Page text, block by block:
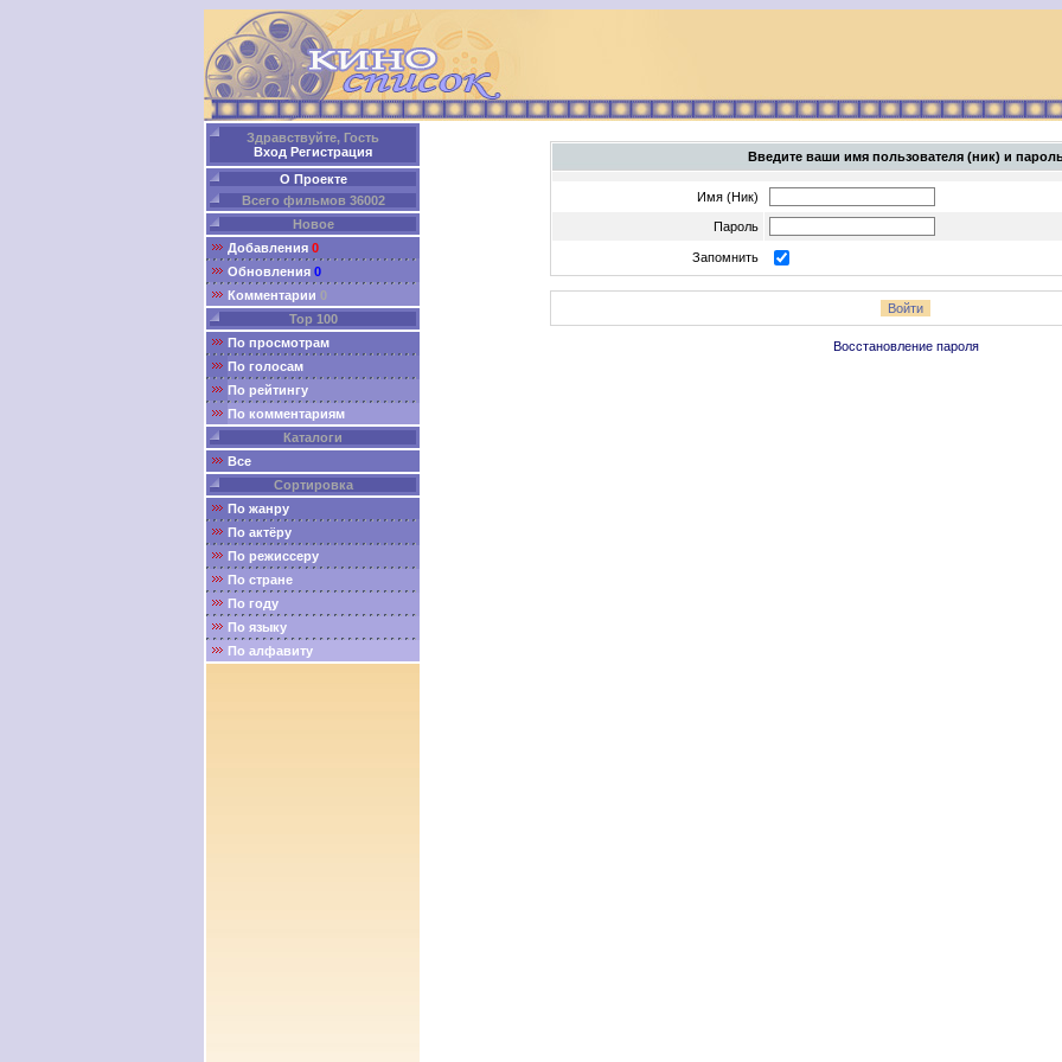
Здравствуйте, Гость
Вход Регистрация
О Проекте
Всего фильмов 36002
Новое
Добавления 0
Обновления 0
Комментарии 0
Top 100
По просмотрам
По голосам
По рейтингу
По комментариям
Каталоги
Все
Сортировка
По жанру
По актёру
По режиссеру
По стране
По году
По языку
По алфавиту
Введите ваши имя пользователя (ник) и
Имя (Ник)
Пароль
Запомнить
Восстановление пароля